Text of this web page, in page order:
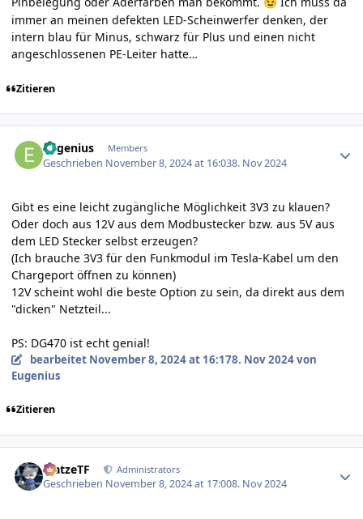
immer an meinen defekten LED-Scheinwerfer denken, der
intern blau für Minus, schwarz für Plus und einen nicht
angeschlossenen PE-Leiter hatte…
Zitieren
Eugenius Members
Geschrieben November 8, 2024 at 16:038. Nov 2024
Gibt es eine leicht zugängliche Möglichkeit 3V3 zu klauen?
Oder doch aus 12V aus dem Modbustecker bzw. aus 5V aus
dem LED Stecker selbst erzeugen?
(Ich brauche 3V3 für den Funkmodul im Tesla-Kabel um den
Chargeport öffnen zu können)
12V scheint wohl die beste Option zu sein, da direkt aus dem
"dicken" Netzteil...
PS: DG470 ist echt genial!
bearbeitet November 8, 2024 at 16:178. Nov 2024von
Eugenius
Zitieren
MatzeTF Administrators
Geschrieben November 8, 2024 at 17:008. Nov 2024